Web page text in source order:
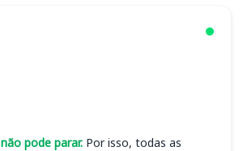
não pode parar. Por isso, todas as